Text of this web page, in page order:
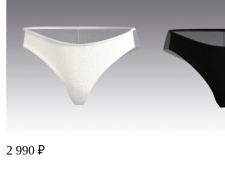
2 990 ₽